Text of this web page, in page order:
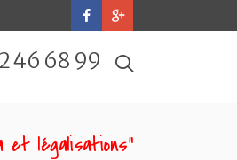
46 68 99
et légalisations”